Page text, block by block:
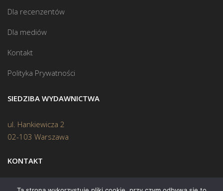
Dla recenzentów
Dla mediów
Kontakt
Polityka Prywatności
SIEDZIBA WYDAWNICTWA
ul. Hankiewicza 2
02-103 Warszawa
KONTAKT
Biuro: (22) 45 70 402